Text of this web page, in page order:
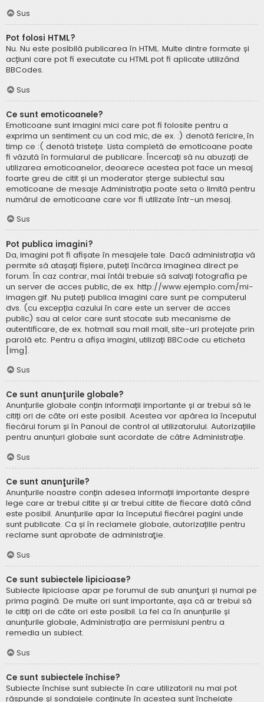
Sus
Pot folosi HTML?
Nu. Nu este posibilă publicarea în HTML. Multe dintre formate și
acțiuni care pot fi executate cu HTML pot fi aplicate utilizând
BBCodes.
Sus
Ce sunt emoticoanele?
Emoticoane sunt imagini mici care pot fi folosite pentru a
exprima un sentiment cu un cod mic, de ex. :) denotă fericire, în
timp ce :( denotă tristețe. Lista completă de emoticoane poate
fi văzută în formularul de publicare. Încercați să nu abuzați de
utilizarea emoticoanelor, deoarece acestea pot face un mesaj
foarte greu de citit și un moderator șterge subiectul sau
emoticoane de mesaje Administrația poate seta o limită pentru
numărul de emoticoane care vor fi utilizate într-un mesaj.
Sus
Pot publica imagini?
Da, imagini pot fi afișate în mesajele tale. Dacă administrația vă
permite să atașați fișiere, puteți încărca imaginea direct pe
forum. În caz contrar, mai întâi trebuie să salvați fotografia pe
un server de acces public, de ex. http://www.ejemplo.com/mi-
imagen.gif. Nu puteți publica imagini care sunt pe computerul
dvs. (cu excepția cazului în care este un server de acces
public) sau al celor care sunt stocate sub mecanisme de
autentificare, de ex. hotmail sau mail mail, site-uri protejate prin
parolă etc. Pentru a afișa imagini, utilizați BBCode cu eticheta
[img].
Sus
Ce sunt anunţurile globale?
Anunțurile globale conțin informații importante și ar trebui să le
citiți ori de câte ori este posibil. Acestea vor apărea la începutul
fiecărui forum și în Panoul de control al utilizatorului. Autorizațiile
pentru anunțuri globale sunt acordate de către Administrație.
Sus
Ce sunt anunţurile?
Anunțurile noastre conțin adesea informații importante despre
lege care ar trebui citite și ar trebui citite de fiecare dată când
este posibil. Anunțurile apar la începutul fiecărei pagini unde
sunt publicate. Ca și în reclamele globale, autorizațiile pentru
reclame sunt aprobate de administraţie.
Sus
Ce sunt subiectele lipicioase?
Subiecte lipicioase apar pe forumul de sub anunţuri și numai pe
prima pagină. De multe ori sunt importante, așa că ar trebui să
le citiți ori de câte ori este posibil. La fel ca în anunțurile și
anunțurile globale, Administrația are permisiuni pentru a
remedia un subiect.
Sus
Ce sunt subiectele închise?
Subiecte închise sunt subiecte în care utilizatorii nu mai pot
răspunde și sondajele conținute în acestea sunt încheiate